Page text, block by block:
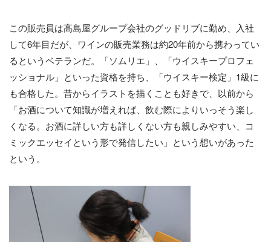
この販売員は高島屋グループ会社のグッドリブに勤め、入社
して6年目だが、ワインの販売業務は約20年前から携わってい
るというベテランだ。「ソムリエ」、「ウイスキープロフェ
ッショナル」といった資格を持ち、「ウイスキー検定」1級に
も合格した。昔からイラストを描くことも好きで、以前から
「お酒について知識が増えれば、飲む際によりいっそう楽し
くなる。お酒に詳しい方も詳しくない方も親しみやすい、コ
ミックエッセイという形で発信したい」という想いがあった
という。